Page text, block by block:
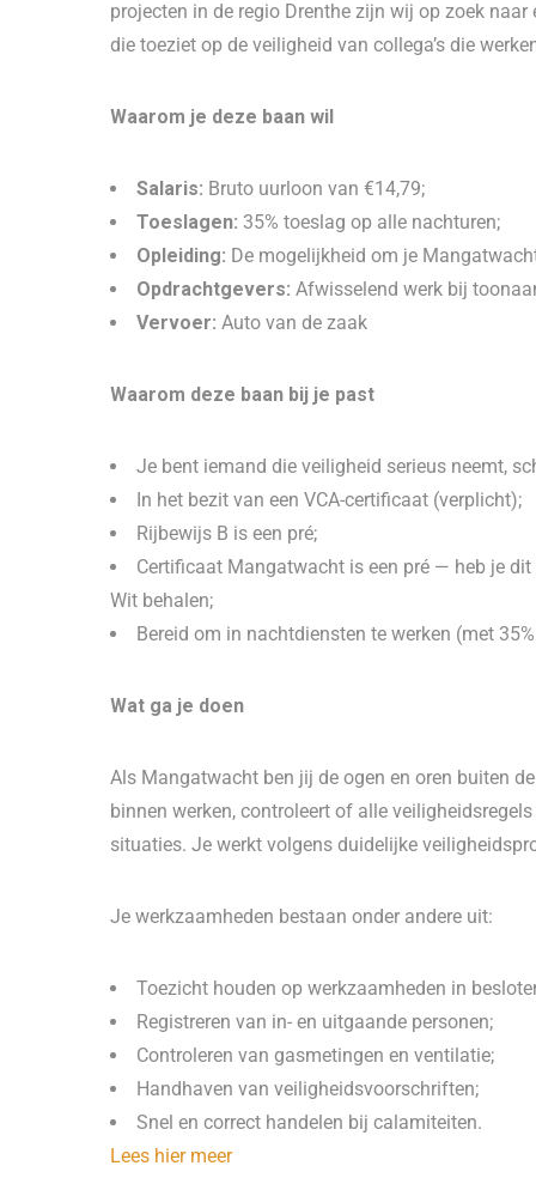
projecten in de regio Drenthe zijn wij op zoek
die toeziet op de veiligheid van collega’s die
Waarom je deze baan wil
Salaris: Bruto uurloon van €14,79;
Toeslagen: 35% toeslag op alle nachturen;
Opleiding: De mogelijkheid om je
Opdrachtgevers: Afwisselend werk bij
Vervoer: Auto van de zaak
Waarom deze baan bij je past
Je bent iemand die veiligheid serieus neemt,
In het bezit van een VCA-certificaat (verplicht);
Rijbewijs B is een pré;
Certificaat Mangatwacht is een pré — heb je
Wit behalen;
Bereid om in nachtdiensten te werken (met
Wat ga je doen
Als Mangatwacht ben jij de ogen en oren buiten
binnen werken, controleert of alle
situaties. Je werkt volgens duidelijke
Je werkzaamheden bestaan onder andere uit:
Toezicht houden op werkzaamheden in
Registreren van in- en uitgaande personen;
Controleren van gasmetingen en ventilatie;
Handhaven van veiligheidsvoorschriften;
Snel en correct handelen bij calamiteiten.
Lees hier meer